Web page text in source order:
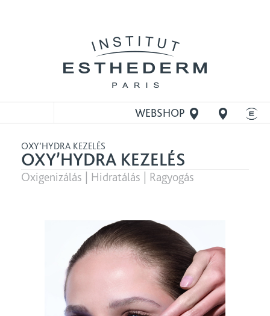
WEBSHOP
OXY’HYDRA KEZELÉS
OXY’HYDRA KEZELÉS
Oxigenizálás | Hidratálás | Ragyogás